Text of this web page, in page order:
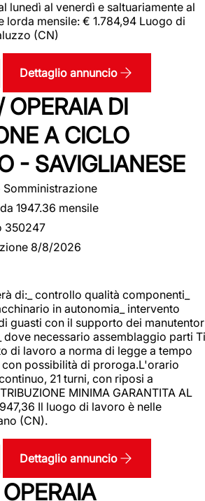
lunedì al venerdì e saltuariamente al
lorda mensile: € 1.784,94 Luogo di
(CN)
Dettaglio annuncio
OPERAIA DI
A CICLO
- SAVIGLIANESE
Somministrazione
1947.36 mensile
350247
8/8/2026
di:_ controllo qualità componenti_
in autonomia_ intervento
guasti con il supporto dei
dove necessario assemblaggio parti Ti
di lavoro a norma di legge a tempo
possibilità di proroga.L'orario
21 turni, con riposi a
MINIMA GARANTITA AL
Il luogo di lavoro è nelle
(CN).
Dettaglio annuncio